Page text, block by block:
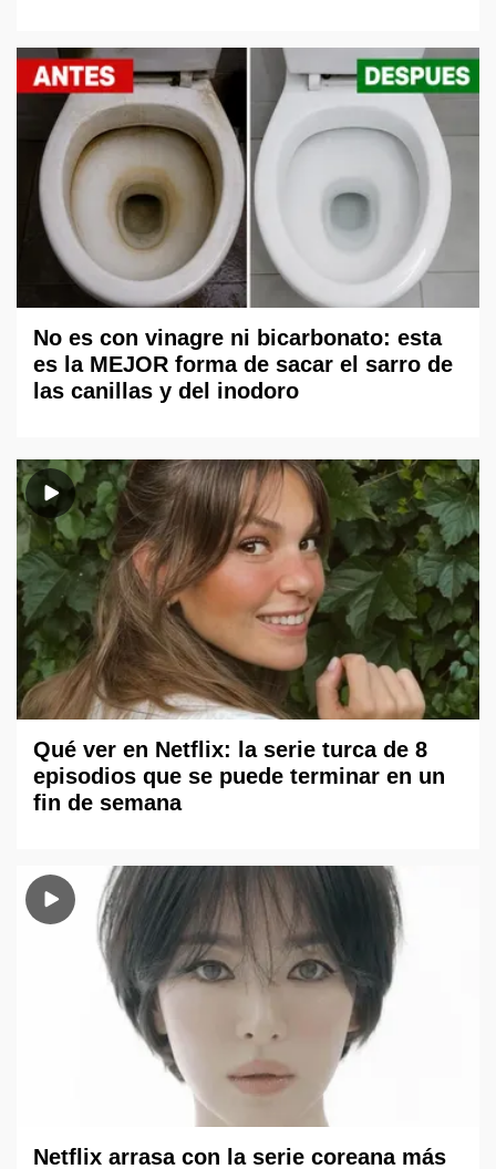
No es con vinagre ni bicarbonato: esta
es la MEJOR forma de sacar el sarro de
las canillas y del inodoro
Qué ver en Netflix: la serie turca de 8
episodios que se puede terminar en un
fin de semana
Netflix arrasa con la serie coreana más